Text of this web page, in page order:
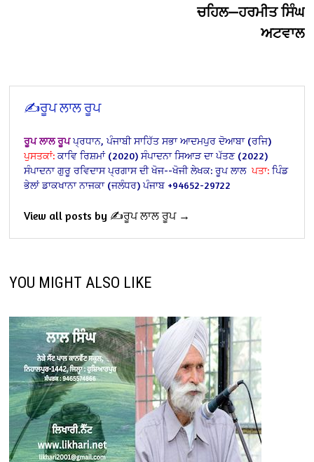
ਚਹਿਲ—ਹਰਮੀਤ ਸਿੰਘ
ਅਟਵਾਲ
✍️ਰੂਪ ਲਾਲ ਰੂਪ
ਰੂਪ ਲਾਲ ਰੂਪ ਪ੍ਰਧਾਨ, ਪੰਜਾਬੀ ਸਾਹਿੱਤ ਸਭਾ ਆਦਮਪੁਰ ਦੋਆਬਾ (ਰਜਿ)
ਪੁਸਤਕਾਂ: ਕਾਵਿ ਰਿਸ਼ਮਾਂ (2020) ਸੰਪਾਦਨਾ ਸਿਆੜ ਦਾ ਪੱਤਣ (2022)
ਸੰਪਾਦਨਾ ਗੁਰੂ ਰਵਿਦਾਸ ਪ੍ਰਗਾਸ ਦੀ ਖੋਜ--ਖੋਜੀ ਲੇਖਕ: ਰੂਪ ਲਾਲ ਪਤਾ: ਪਿੰਡ
ਭੇਲਾਂ ਡਾਕਖਾਨਾ ਨਾਜਕਾ (ਜਲੰਧਰ) ਪੰਜਾਬ +94652-29722
View all posts by ✍️ਰੂਪ ਲਾਲ ਰੂਪ →
YOU MIGHT ALSO LIKE